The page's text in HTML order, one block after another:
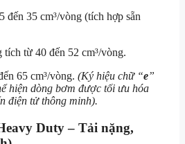
đến 35 cm³/vòng (tích hợp sẵn
tích từ 40 đến 52 cm³/vòng.
65 cm³/vòng. (Ký hiệu chữ “e”
hiện dòng bơm được tối ưu hóa
điện tử thông minh).
Duty – Tải nặng,